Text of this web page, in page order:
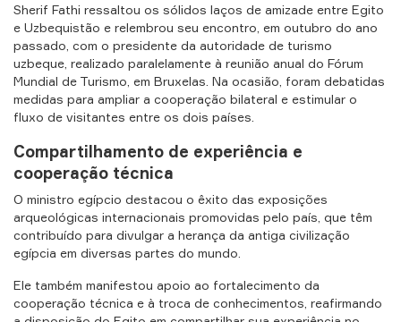
Sherif Fathi ressaltou os sólidos laços de amizade entre Egito
e Uzbequistão e relembrou seu encontro, em outubro do ano
passado, com o presidente da autoridade de turismo
uzbeque, realizado paralelamente à reunião anual do Fórum
Mundial de Turismo, em Bruxelas. Na ocasião, foram debatidas
medidas para ampliar a cooperação bilateral e estimular o
fluxo de visitantes entre os dois países.
Compartilhamento de experiência e
cooperação técnica
O ministro egípcio destacou o êxito das exposições
arqueológicas internacionais promovidas pelo país, que têm
contribuído para divulgar a herança da antiga civilização
egípcia em diversas partes do mundo.
Ele também manifestou apoio ao fortalecimento da
cooperação técnica e à troca de conhecimentos, reafirmando